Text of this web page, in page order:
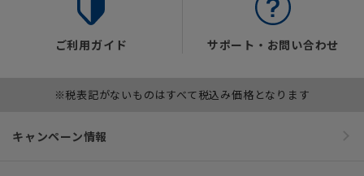
ご利用ガイド サポート・お問い合わせ
※税表記がないものはすべて税込み価格となります
キャンペーン情報